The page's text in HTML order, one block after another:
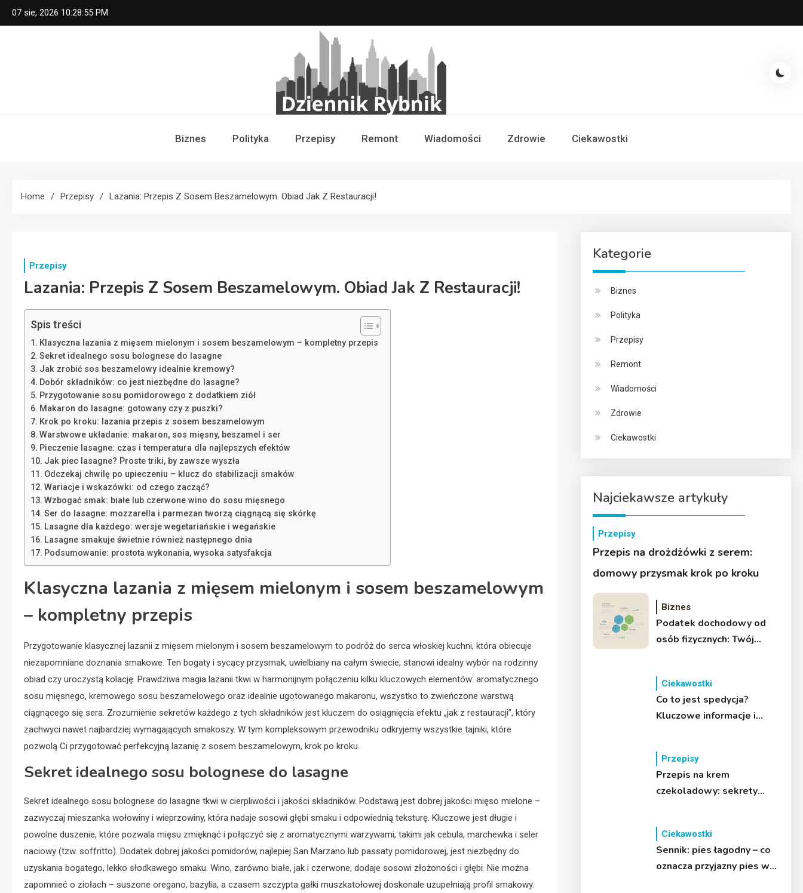
Skip
to
07 sie, 2026 10:28:56 PM
Dziennik Rybnik
Biznes Polityka Przepisy Remont Wiadomości Zdrowie Ciekawostki
Home Przepisy Lazania: Przepis Z Sosem Beszamelowym. Obiad Jak Z Restauracji!
Przepisy
Lazania: Przepis Z Sosem Beszamelowym. Obiad Jak Z Restauracji!
Spis treści
Klasyczna lazania z mięsem mielonym i sosem beszamelowym – kompletny przepis
Sekret idealnego sosu bolognese do lasagne
Jak zrobić sos beszamelowy idealnie kremowy?
Dobór składników: co jest niezbędne do lasagne?
Przygotowanie sosu pomidorowego z dodatkiem ziół
Makaron do lasagne: gotowany czy z puszki?
Krok po kroku: lazania przepis z sosem beszamelowym
Warstwowe układanie: makaron, sos mięsny, beszamel i ser
Pieczenie lasagne: czas i temperatura dla najlepszych efektów
Jak piec lasagne? Proste triki, by zawsze wyszła
Odczekaj chwilę po upieczeniu – klucz do stabilizacji smaków
Wariacje i wskazówki: od czego zacząć?
Wzbogać smak: białe lub czerwone wino do sosu mięsnego
Ser do lasagne: mozzarella i parmezan tworzą ciągnącą się skórkę
Lasagne dla każdego: wersje wegetariańskie i wegańskie
Lasagne smakuje świetnie również następnego dnia
Podsumowanie: prostota wykonania, wysoka satysfakcja
Klasyczna lazania z mięsem mielonym i sosem beszamelowym
– kompletny przepis
Przygotowanie klasycznej lazanii z mięsem mielonym i sosem beszamelowym to podróż do serca włoskiej kuchni, która obiecuje
niezapomniane doznania smakowe. Ten bogaty i sycący przysmak, uwielbiany na całym świecie, stanowi idealny wybór na rodzinny
obiad czy uroczystą kolację. Prawdziwa magia lazanii tkwi w harmonijnym połączeniu kilku kluczowych elementów: aromatycznego
sosu mięsnego, kremowego sosu beszamelowego oraz idealnie ugotowanego makaronu, wszystko to zwieńczone warstwą
ciągnącego się sera. Zrozumienie sekretów każdego z tych składników jest kluczem do osiągnięcia efektu „jak z restauracji”, który
zachwyci nawet najbardziej wymagających smakoszy. W tym kompleksowym przewodniku odkryjemy wszystkie tajniki, które
pozwolą Ci przygotować perfekcyjną lazanię z sosem beszamelowym, krok po kroku.
Sekret idealnego sosu bolognese do lasagne
Sekret idealnego sosu bolognese do lasagne tkwi w cierpliwości i jakości składników. Podstawą jest dobrej jakości mięso mielone –
zazwyczaj mieszanka wołowiny i wieprzowiny, która nadaje sosowi głębi smaku i odpowiednią teksturę. Kluczowe jest długie i
powolne duszenie, które pozwala mięsu zmięknąć i połączyć się z aromatycznymi warzywami, takimi jak cebula, marchewka i seler
naciowy (tzw. soffritto). Dodatek dobrej jakości pomidorów, najlepiej San Marzano lub passaty pomidorowej, jest niezbędny do
uzyskania bogatego, lekko słodkawego smaku. Wino, zarówno białe, jak i czerwone, dodaje sosowi złożoności i głębi. Nie można
zapomnieć o ziołach – suszone oregano, bazylia, a czasem szczypta gałki muszkatołowej doskonale uzupełniają profil smakowy.
Kategorie
Biznes
Polityka
Przepisy
Remont
Wiadomości
Zdrowie
Ciekawostki
Najciekawsze artykuły
Przepisy
Przepis na drożdżówki z serem:
domowy przysmak krok po kroku
Biznes
Podatek dochodowy od
osób fizycznych: Twój
Ciekawostki
Co to jest spedycja?
Kluczowe informacje i
Przepisy
Przepis na krem
czekoladowy: sekrety
Ciekawostki
Sennik: pies łagodny – co
oznacza przyjazny pies we